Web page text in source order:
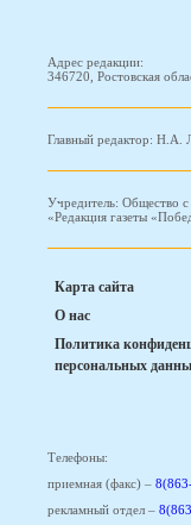
Адрес редакции:
346720, Ростовская
Главный редактор: Н.А.
Учредитель: Общество с
«Редакция газеты
Карта сайта
О нас
Политика
персональных
Телефоны:
приемная (факс) –
рекламный отдел –